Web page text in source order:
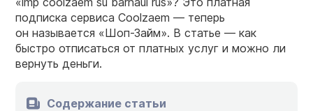
подписка сервиса Coolzaem — теперь
он называется «Шоп-Займ». В статье — как
быстро отписаться от платных услуг и можно ли
вернуть деньги.
Содержание статьи